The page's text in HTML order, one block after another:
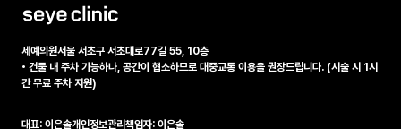
세예의원서울 서초구 서초대로77길 55, 10층
• 건물 내 주차 가능하나, 공간이 협소하므로 대중교통 이용을 권장드립니다. (시술 시 1시
간 무료 주차 지원)
대표: 이은솔개인정보관리책임자: 이은솔